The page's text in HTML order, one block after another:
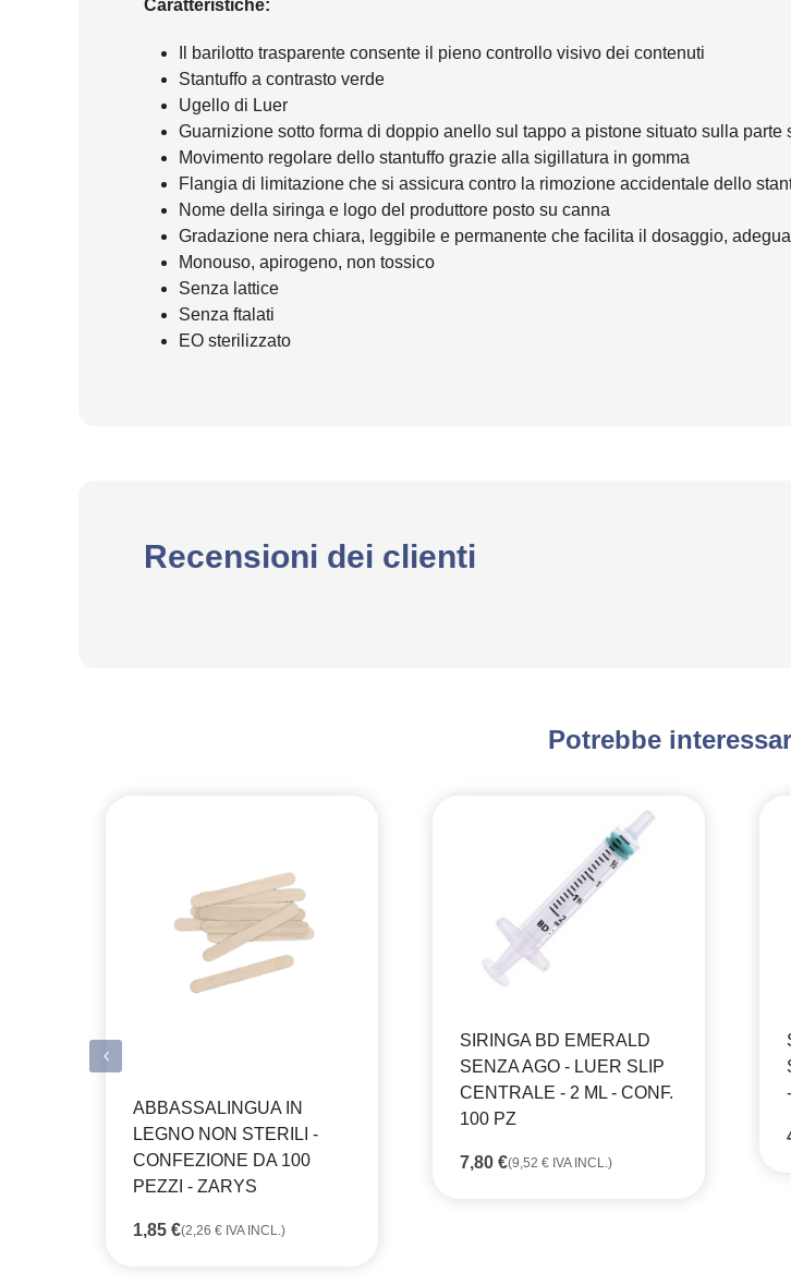
Caratteristiche:
Il barilotto trasparente consente il pieno controllo visivo dei contenuti
Stantuffo a contrasto verde
Ugello di Luer
Guarnizione sotto forma di doppio anello sul tappo a pistone situato sulla parte
Movimento regolare dello stantuffo grazie alla sigillatura in gomma
Flangia di limitazione che si assicura contro la rimozione accidentale dello
Nome della siringa e logo del produttore posto su canna
Gradazione nera chiara, leggibile e permanente che facilita il dosaggio,
Monouso, apirogeno, non tossico
Senza lattice
Senza ftalati
EO sterilizzato
Recensioni dei clienti
Potrebbe
ABBASSALINGUA IN
LEGNO NON STERILI -
CONFEZIONE DA 100
PEZZI - ZARYS
1,85 €(2,26 € IVA INCL.)
SIRINGA BD EMERALD
SENZA AGO - LUER SLIP
CENTRALE - 2 ML - CONF.
100 PZ
7,80 €(9,52 € IVA INCL.)